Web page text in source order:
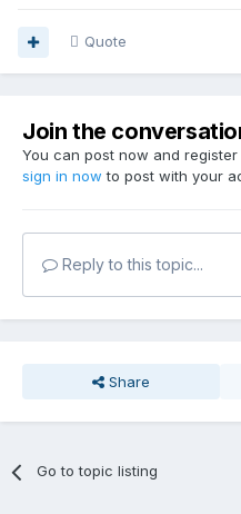
Quote
Join the
You can post now and
sign in now to post with your
Reply to this topic...
Share
Go to topic listing